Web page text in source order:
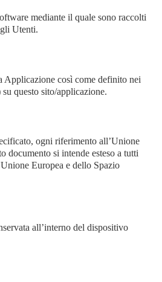
mediante il quale sono raccolti
Utenti.
Applicazione così come definito nei
questo sito/applicazione.
ogni riferimento all’Unione
documento si intende esteso a tutti
Europea e dello Spazio
all’interno del dispositivo